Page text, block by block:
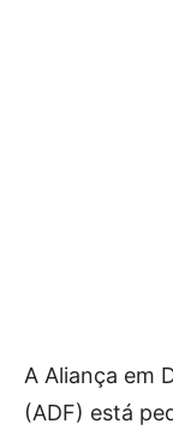
A Aliança em
(ADF) está